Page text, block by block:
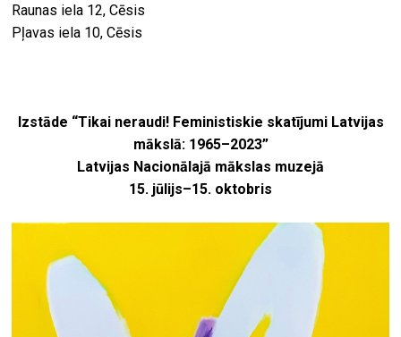
Raunas iela 12, Cēsis
Pļavas iela 10, Cēsis
Izstāde “Tikai neraudi! Feministiskie skatījumi Latvijas
mākslā: 1965–2023”
Latvijas Nacionālajā mākslas muzejā
15. jūlijs–15. oktobris